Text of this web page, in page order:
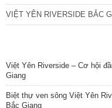
VIỆT YÊN RIVERSIDE BẮC
Việt Yên Riverside – Cơ hội
Giang
Biệt thự ven sông Việt Yên
Bắc Giang